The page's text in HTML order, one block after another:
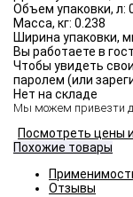
Объем упаковки, л:
Масса, кг: 0.238
Ширина упаковки,
Вы работаете в
Чтобы увидеть
паролем (или
Нет на складе
Мы можем привезти
Посмотреть цены
Похожие товары
Отзывы